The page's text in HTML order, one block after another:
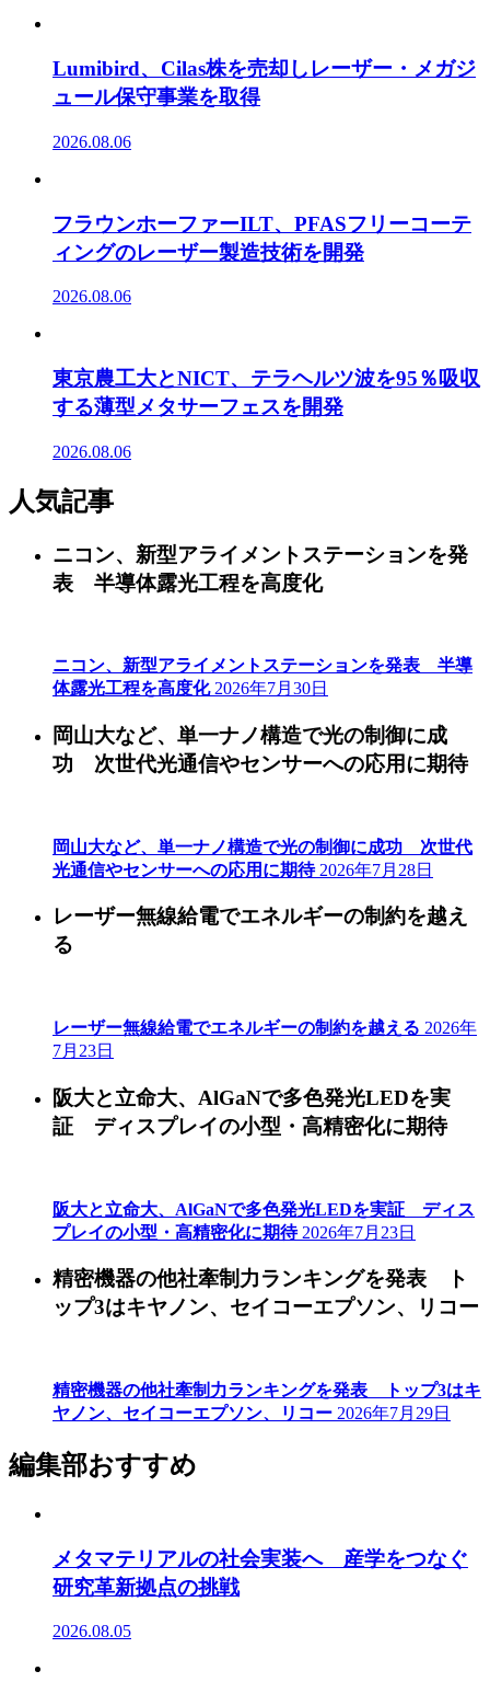
Lumibird、Cilas株を売却しレーザー・メガジ
ュール保守事業を取得
2026.08.06
フラウンホーファーILT、PFASフリーコーテ
ィングのレーザー製造技術を開発
2026.08.06
東京農工大とNICT、テラヘルツ波を95％吸収
する薄型メタサーフェスを開発
2026.08.06
人気記事
ニコン、新型アライメントステーションを発
表 半導体露光工程を高度化
ニコン、新型アライメントステーションを発表 半導
体露光工程を高度化 2026年7月30日
岡山大など、単一ナノ構造で光の制御に成
功 次世代光通信やセンサーへの応用に期待
岡山大など、単一ナノ構造で光の制御に成功 次世代
光通信やセンサーへの応用に期待 2026年7月28日
レーザー無線給電でエネルギーの制約を越え
る
レーザー無線給電でエネルギーの制約を越える 2026年
7月23日
阪大と立命大、AlGaNで多色発光LEDを実
証 ディスプレイの小型・高精密化に期待
阪大と立命大、AlGaNで多色発光LEDを実証 ディス
プレイの小型・高精密化に期待 2026年7月23日
精密機器の他社牽制力ランキングを発表 ト
ップ3はキヤノン、セイコーエプソン、リコー
精密機器の他社牽制力ランキングを発表 トップ3はキ
ヤノン、セイコーエプソン、リコー 2026年7月29日
編集部おすすめ
メタマテリアルの社会実装へ 産学をつなぐ
研究革新拠点の挑戦
2026.08.05